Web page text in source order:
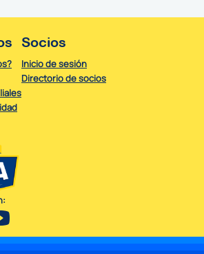
Socios
Inicio de sesión
Directorio de socios